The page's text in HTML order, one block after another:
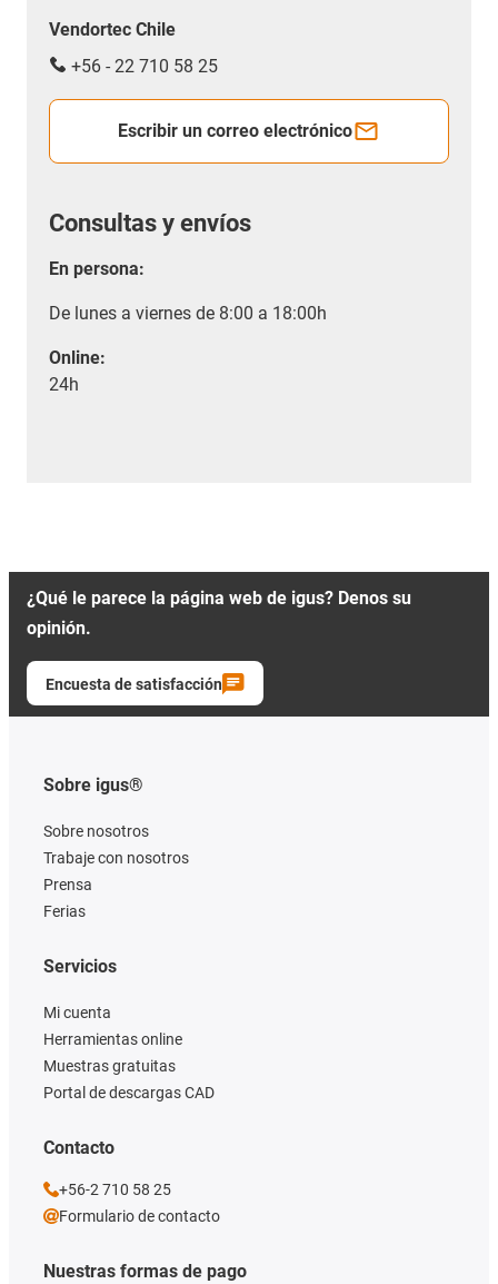
Vendortec Chile
+56 - 22 710 58 25
Escribir un correo electrónico
Consultas y envíos
En persona:
De lunes a viernes de 8:00 a 18:00h
Online:
24h
¿Qué le parece la página web de igus? Denos su
opinión.
Encuesta de satisfacción
Sobre igus®
Sobre nosotros
Trabaje con nosotros
Prensa
Ferias
Nuestras formas de pago
Servicios
Mi cuenta
Herramientas online
Muestras gratuitas
Portal de descargas CAD
Contacto
+56-2 710 58 25
Formulario de contacto